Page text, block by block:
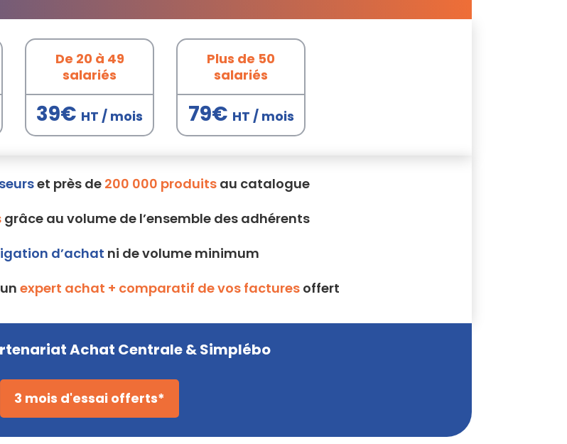
De 20 à 49
salariés
39€ HT / mois
Plus de 50
salariés
79€ HT / mois
et près de 200 000 produitsau catalogue
grâce au volume de l’ensemble des adhérents
d’achat ni de volume minimum
expert achat + comparatif de vos facturesoffert
Achat Centrale & Simplébo
3 mois d'essai offerts*